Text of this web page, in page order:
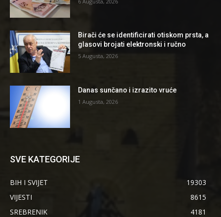
Birači će se identificirati otiskom prsta, a
glasovi brojati elektronski i ručno
5 Augusta, 2026
Danas sunčano i izrazito vruće
1 Augusta, 2026
SVE KATEGORIJE
BIH I SVIJET
19303
VIJESTI
8615
SREBRENIK
4181